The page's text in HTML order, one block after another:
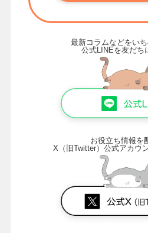
最新コラムなどをいち
公式LINEを友だち
お役立ち情報を
X（旧Twitter）公式アカウ